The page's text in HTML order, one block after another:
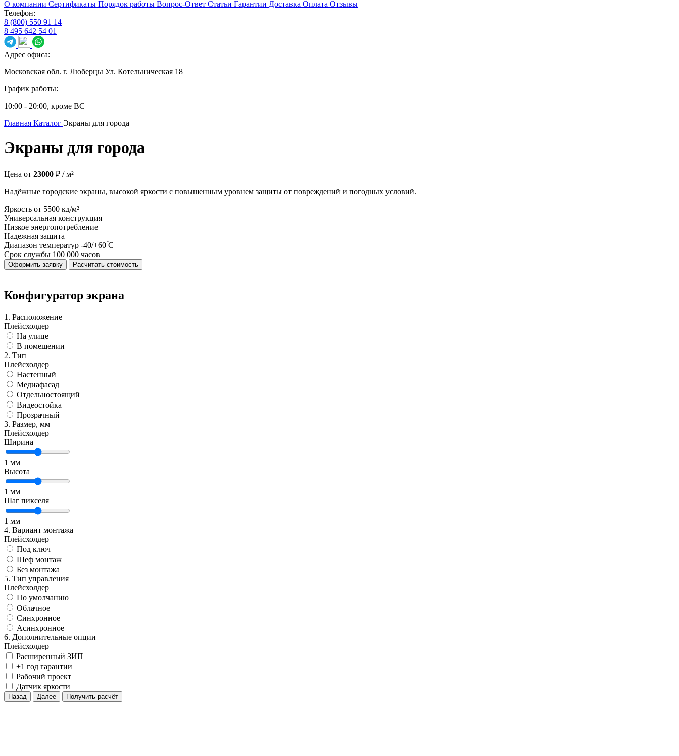
О компании Сертификаты Порядок работы Вопрос-Ответ Статьи Гарантии Доставка Оплата Отзывы
Телефон:
8 (800) 550 91 14
8 495 642 54 01
Адрес офиса:
Московская обл. г. Люберцы Ул. Котельническая 18
График работы:
10:00 - 20:00, кроме ВС
Главная Каталог Экраны для города
Экраны для города
Цена от 23000 ₽ / м²
Надёжные городские экраны, высокой яркости с повышенным уровнем защиты от повреждений и погодных условий.
Яркость от 5500 кд/м²
Универсальная конструкция
Низкое энергопотребление
Надежная защита
Диапазон температур -40/+60 ֯С
Срок службы 100 000 часов
Оформить заявку Расчитать стоимость
Конфигуратор экрана
1. Расположение
Плейсхолдер
На улице
В помещении
2. Тип
Плейсхолдер
Настенный
Медиафасад
Отдельностоящий
Видеостойка
Прозрачный
3. Размер, мм
Плейсхолдер
Ширина
1 мм
Высота
1 мм
Шаг пикселя
1 мм
4. Вариант монтажа
Плейсхолдер
Под ключ
Шеф монтаж
Без монтажа
5. Тип управления
Плейсхолдер
По умолчанию
Облачное
Синхронное
Асинхронное
6. Дополнительные опции
Плейсхолдер
Расширенный ЗИП
+1 год гарантии
Рабочий проект
Датчик яркости
Назад Далее Получить расчёт